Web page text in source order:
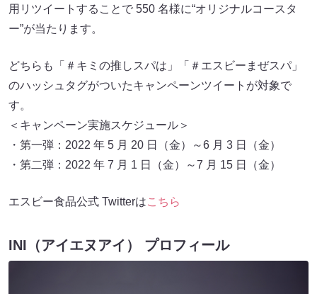
用リツイートすることで 550 名様に“オリジナルコースタ
ー”が当たります。
どちらも「＃キミの推しスパは」「＃エスビーまぜスパ」
のハッシュタグがついたキャンペーンツイートが対象で
す。
＜キャンペーン実施スケジュール＞
・第一弾：2022 年 5 月 20 日（金）～6 月 3 日（金）
・第二弾：2022 年 7 月 1 日（金）～7 月 15 日（金）
エスビー食品公式 Twitterはこちら
INI（アイエヌアイ） プロフィール